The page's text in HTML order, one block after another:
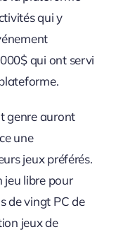
qui y
qui ont servi
genre auront
une
jeux préférés.
jeu libre pour
de vingt PC de
jeux de